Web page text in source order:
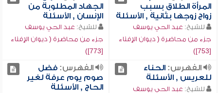
المرأة الطلاق بسبب
زواج زوجها بثانية , الأسئلة
للشيخ: عبد الحي يوسف
جزء من محاضرة ( ديوان الإفتاء
[753])
الجهاد المطلوبة من
الإنسان , الأسئلة
للشيخ: عبد الحي يوسف
جزء من محاضرة ( ديوان الإفتاء
[773])
الفهرس:الحناء
للعريس , الأسئلة
للشيخ: عبد الحي يوسف
الفهرس:فضل
صوم يوم عرفة لغير
الحاج , الأسئلة